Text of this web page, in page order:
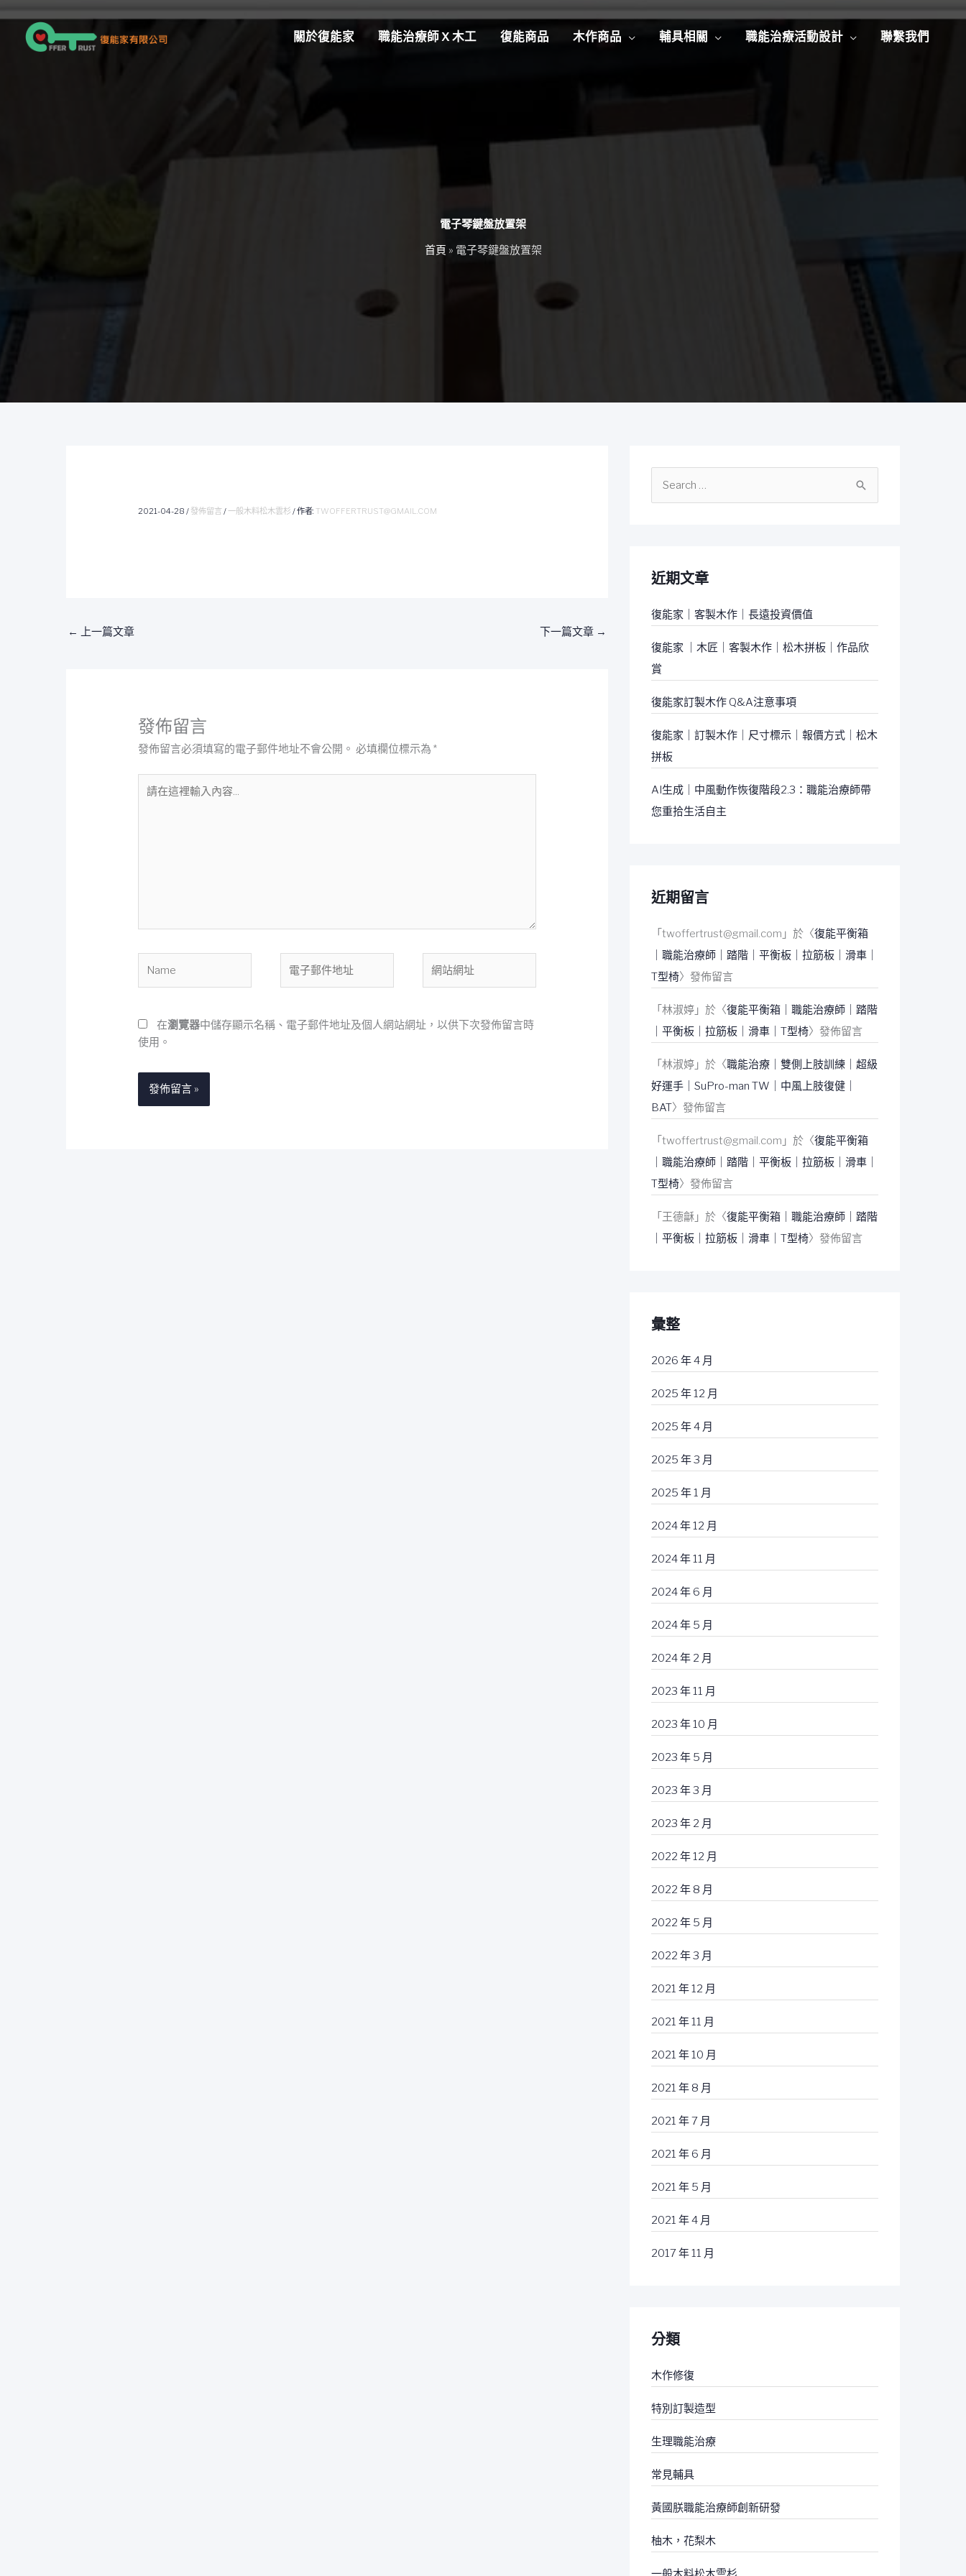
關於復能家 職能治療師 X 木工 復能商品 木作商品 輔具相關 職能治療活動設計 聯繫我們
電子琴鍵盤放置架
首頁 » 電子琴鍵盤放置架
2021-04-28/ 發佈留言/一般木料松木雲杉 / 作者: TWOFFERTRUST@GMAIL.COM
← 上一篇文章 下一篇文章 →
發佈留言
發佈留言必須填寫的電子郵件地址不會公開。 必填欄位標示為*
在
子
地
站
在瀏覽器中儲存顯示名稱、電子郵件地址及個人網站網址，以供下次發佈留言時
使用。
字
近期文章
復能家｜客製木作｜長遠投資價值
復能家 ｜木匠｜客製木作｜松木拼板｜作品欣
賞
復能家訂製木作 Q&A注意事項
復能家｜訂製木作｜尺寸標示｜報價方式｜松木
拼板
AI生成｜中風動作恢復階段2.3：職能治療師帶
您重拾生活自主
近期留言
「 twoffertrust@gmail.com 」於〈復能平衡箱
｜職能治療師｜踏階｜平衡板｜拉筋板｜滑車｜
T型椅〉發佈留言
「 林淑婷 」於〈復能平衡箱｜職能治療師｜踏階
｜平衡板｜拉筋板｜滑車｜T型椅〉發佈留言
「 林淑婷 」於〈職能治療｜雙側上肢訓練｜超級
好運手｜SuPro-man TW｜中風上肢復健｜
BAT〉發佈留言
「 twoffertrust@gmail.com 」於〈復能平衡箱
｜職能治療師｜踏階｜平衡板｜拉筋板｜滑車｜
T型椅〉發佈留言
「 王德龢 」於〈復能平衡箱｜職能治療師｜踏階
｜平衡板｜拉筋板｜滑車｜T型椅〉發佈留言
彙整
2026 年 4 月
2025 年 12 月
2025 年 4 月
2025 年 3 月
2025 年 1 月
2024 年 12 月
2024 年 11 月
2024 年 6 月
2024 年 5 月
2024 年 2 月
2023 年 11 月
2023 年 10 月
2023 年 5 月
2023 年 3 月
2023 年 2 月
2022 年 12 月
2022 年 8 月
2022 年 5 月
2022 年 3 月
2021 年 12 月
2021 年 11 月
2021 年 10 月
2021 年 8 月
2021 年 7 月
2021 年 6 月
2021 年 5 月
2021 年 4 月
2017 年 11 月
分類
木作修復
特別訂製造型
生理職能治療
常見輔具
黃國朕職能治療師創新研發
柚木，花梨木